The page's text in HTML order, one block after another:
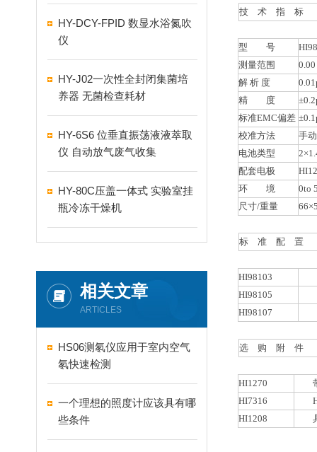
HY-DCY-FPID 数显水浴氮吹
仪
HY-J02一次性全封闭集菌培
养器 无菌检查耗材
HY-6S6 位垂直振荡液液萃取
仪 自动放气废气收集
HY-80C压盖一体式 实验室挂
瓶冷冻干燥机
相关文章
ARTICLES
HS06测氡仪应用于室内空气
氡快速检测
一个理想的照度计应该具有哪
些条件
技 术 指 标
型 号
测量范围
解 析 度
精 度
标准EMC偏差
校准方法
手
电池类型
配套电极
环 境
0to
尺寸/重量
标 准 配 置
HI98103
HI98105
HI98107
选 购 附 件
HI1270
带
HI7316
HI1208
具